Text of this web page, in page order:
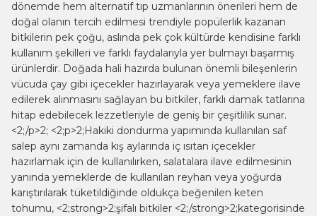
dönemde hem alternatif tıp uzmanlarının önerileri hem de
doğal olanın tercih edilmesi trendiyle popülerlik kazanan
bitkilerin pek çoğu, aslında pek çok kültürde kendisine farklı
kullanım şekilleri ve farklı faydalarıyla yer bulmayı başarmış
ürünlerdir. Doğada hali hazırda bulunan önemli bileşenlerin
vücuda çay gibi içecekler hazırlayarak veya yemeklere ilave
edilerek alınmasını sağlayan bu bitkiler, farklı damak tatlarına
hitap edebilecek lezzetleriyle de geniş bir çeşitlilik sunar.
<2;/p>2; <2;p>2;Hakiki dondurma yapımında kullanılan saf
salep aynı zamanda kış aylarında iç ısıtan içecekler
hazırlamak için de kullanılırken, salatalara ilave edilmesinin
yanında yemeklerde de kullanılan reyhan veya yoğurda
karıştırılarak tüketildiğinde oldukça beğenilen keten
tohumu, <2;strong>2;şifalı bitkiler <2;/strong>2;kategorisinde